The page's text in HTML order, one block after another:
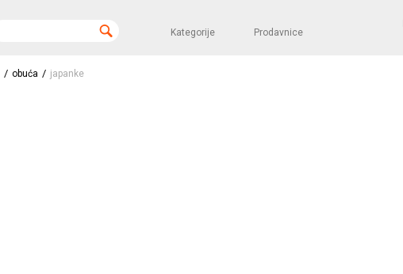
Kategorije Prodavnice
/ obuća / japanke